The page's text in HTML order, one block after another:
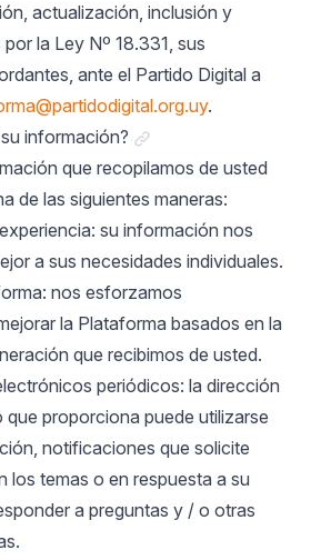
actualización, inclusión y
la Ley Nº 18.331, sus
ante el Partido Digital a
.
información? Link a "¿Para qué
que recopilamos de usted
de las siguientes maneras:
su información nos
a sus necesidades individuales.
nos esforzamos
la Plataforma basados en la
que recibimos de usted.
periódicos: la dirección
proporciona puede utilizarse
notificaciones que solicite
los temas o en respuesta a su
a preguntas y / o otras